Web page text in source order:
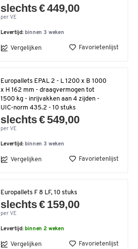
slechts € 449,00
per VE
Levertijd: binnen 3 weken
Vergelijken Favorietenlijst
Europallets EPAL 2 - L 1200 x B 1000
x H 162 mm - draagvermogen tot
1500 kg - inrijvakken aan 4 zijden -
UIC-norm 435.2 - 10 stuks
slechts € 549,00
per VE
Levertijd: binnen 3 weken
Vergelijken Favorietenlijst
Europallets F 8 LF, 10 stuks
slechts € 159,00
per VE
Levertijd: binnen 2 weken
Vergelijken Favorietenlijst